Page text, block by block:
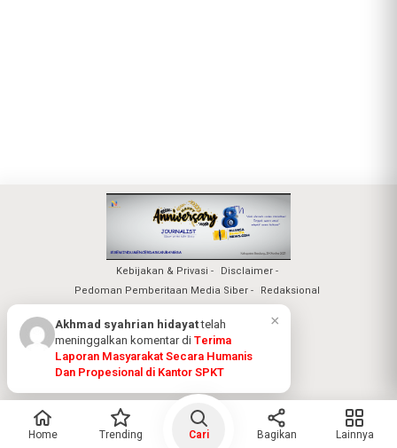
Kebijakan & Privasi
Disclaimer
Pedoman Pemberitaan Media Siber
Redaksional
Nuansa Realita Jaya 2026
Home Trending Cari Bagikan Lainnya